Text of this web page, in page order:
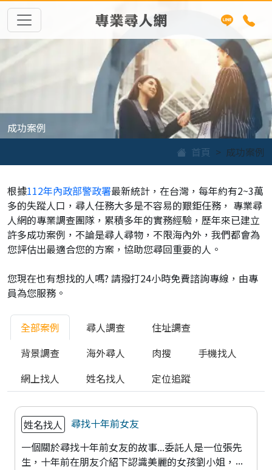
專業尋人網
成功案例
首頁
成功案例
根據112年內政部警政署最新統計，在台灣，每年約有2~3萬
多的失蹤人口，尋人任務大多是不容易的艱鉅任務， 專業尋
人網的專業調查團隊，累積多年的實務經驗，歷年來已建立
許多成功案例，不論是尋人尋物，不限海內外，我們都會為
您評估出最適合您的方案，協助您尋回重要的人。
您現在也有想找的人嗎? 請撥打24小時免費諮詢專線，由專
員為您服務。
全部案例 尋人調查
住址調查
背景調查
海外尋人 肉搜
手機找人
網上找人
姓名找人 定位追蹤
姓名找人
尋找十年前女友
一個關於尋找十年前女友的故事...委託人是一位張先
生，十年前在朋友介紹下認識美麗的女孩劉小姐，兩